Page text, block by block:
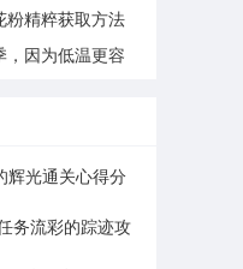
粉精粹获取方法
，因为低温更容
辉光通关心得分
务流彩的踪迹攻